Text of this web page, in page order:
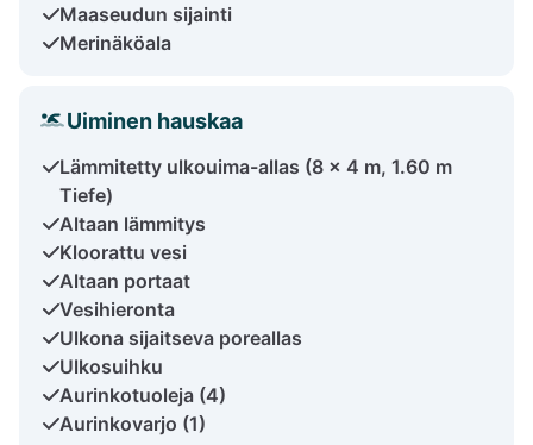
Maaseudun sijainti
Merinäköala
Uiminen hauskaa
Lämmitetty ulkouima-allas (8 x 4 m, 1.60 m
Tiefe)
Altaan lämmitys
Kloorattu vesi
Altaan portaat
Vesihieronta
Ulkona sijaitseva poreallas
Ulkosuihku
Aurinkotuoleja (4)
Aurinkovarjo (1)